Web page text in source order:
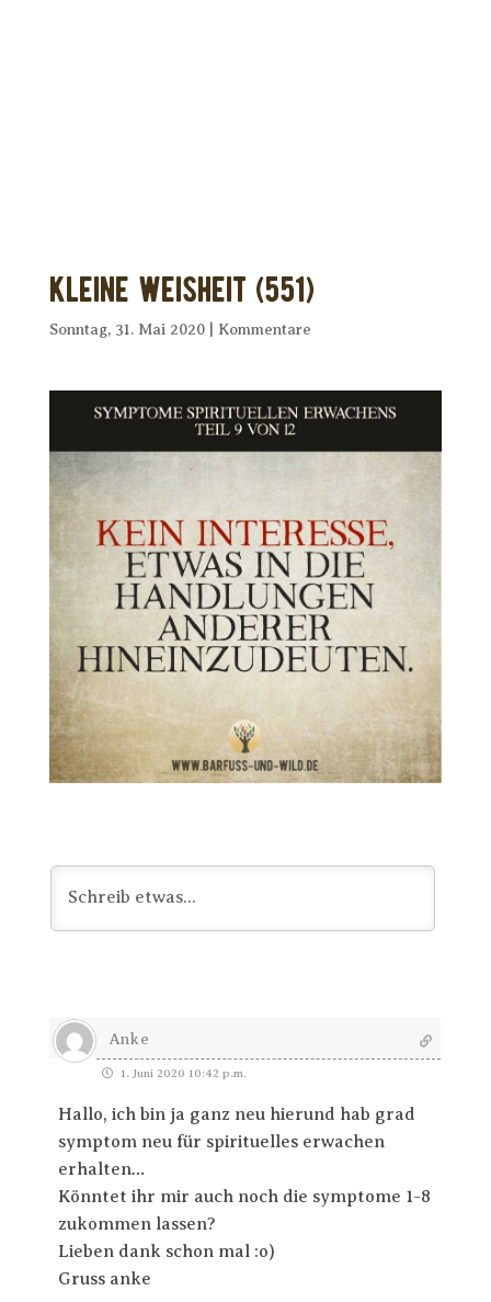
Kleine Weisheit (551)
Sonntag, 31. Mai 2020| Kommentare
Anke
1. Juni 2020 10:42 p.m.
Hallo, ich bin ja ganz neu hierund hab grad
symptom neu für spirituelles erwachen
erhalten…
Könntet ihr mir auch noch die symptome 1-8
zukommen lassen?
Lieben dank schon mal :o)
Gruss anke